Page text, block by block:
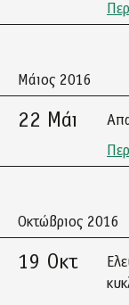
Μάιος 2016
22 Μάι
Οκτώβριος 2016
19 Οκτ